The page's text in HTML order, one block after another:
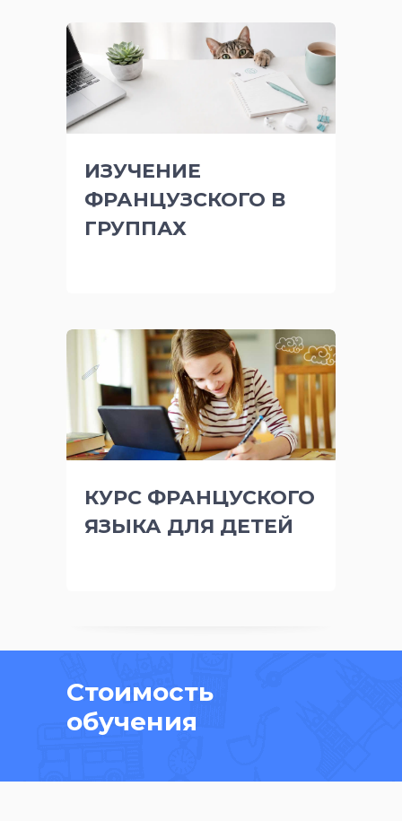
ИЗУЧЕНИЕ
ФРАНЦУЗСКОГО В
ГРУППАХ
КУРС ФРАНЦУСКОГО
ЯЗЫКА ДЛЯ ДЕТЕЙ
Стоимость
обучения